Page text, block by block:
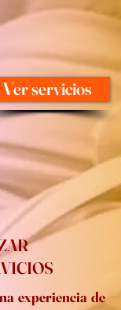
Ver servicios
experiencia de